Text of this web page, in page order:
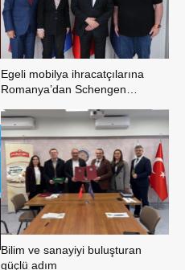
Egeli mobilya ihracatçılarına
Romanya’dan Schengen
Bilim ve sanayiyi buluşturan
güçlü adım